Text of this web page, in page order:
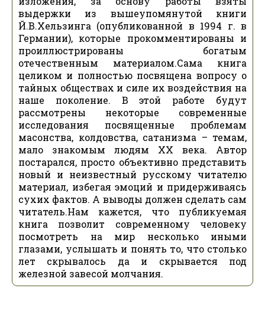
выдержки из вышеупомянутой книги
Й.В.Хельзинга (опубликованной в 1994 г. в
Германии), которые прокомментированы и
проиллюстрированы богатым
отечественным материалом.Сама книга
целиком и полностью посвящена вопросу о
тайных обществах и силе их воздействия на
наше поколение. В этой работе будут
рассмотрены некоторые современные
исследования посвященные проблемам
масонства, колдовства, сатанизма – темам,
мало знакомым людям XX века. Автор
постарался, просто объективно представить
новый и неизвестный русскому читателю
материал, избегая эмоций и придерживаясь
сухих фактов. А выводы должен сделать сам
читатель.Нам кажется, что публикуемая
книга позволит современному человеку
посмотреть на мир несколько иными
глазами, услышать и понять то, что столько
лет скрывалось да и скрывается под
железной завесой молчания.